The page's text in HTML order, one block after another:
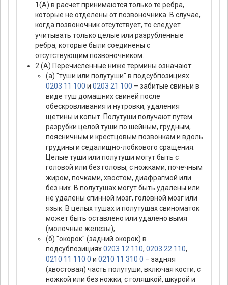
1(А) в расчет принимаются только те ребра,
которые не отделены от позвоночника. В случае,
когда позвоночник отсутствует, то следует
учитывать только целые или разрубленные
ребра, которые были соединены с
отсутствующим позвоночником.
2 (А) Перечисленные ниже термины означают:
(а) "туши или полутуши" в подсубпозициях
0203 11 100 и 0203 21 100 – забитые свиньи в
виде туш домашних свиней после
обескровливания и нутровки, удаления
щетины и копыт. Полутуши получают путем
разрубки целой туши по шейным, грудным,
поясничным и крестцовым позвонкам и вдоль
грудины и седалищно-лобкового сращения.
Целые туши или полутуши могут быть с
головой или без головы, с ножками, почечным
жиром, почками, хвостом, диафрагмой или
без них. В полутушах могут быть удалены или
не удалены спинной мозг, головной мозг или
язык. В целых тушах и полутушах свиноматок
может быть оставлено или удалено вымя
(молочные железы);
(б) "окорок" (задний окорок) в
подсубпозициях0203 12 110, 0203 22 110,
0210 11 110 0 и 0210 11 310 0 – задняя
(хвостовая) часть полутуши, включая кости, с
ножкой или без ножки, с голяшкой, шкурой и